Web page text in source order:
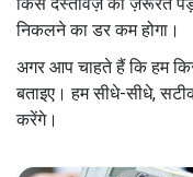
निकलने का डर कम होगा।
अगर आप चाहते हैं कि हम
बताइए। हम सीधे-सीधे,
करेंगे।